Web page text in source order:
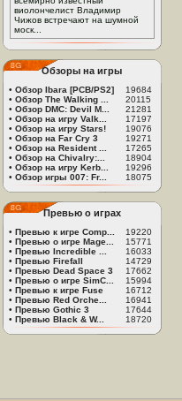
виолончелист Владимир
Чижов встречают на шумной
моск...
Обзоры на игры
• Обзор Ibara [PCB/PS2]
19684
• Обзор The Walking ...
20115
• Обзор DMC: Devil M...
21281
• Обзор на игру Valk...
17197
• Обзор на игру Stars!
19076
• Обзор на Far Cry 3
19271
• Обзор на Resident ...
17265
• Обзор на Chivalry:...
18904
• Обзор на игру Kerb...
19296
• Обзор игры 007: Fr... 18075
Превью о играх
• Превью к игре Comp...
19220
• Превью о игре Mage...
15771
• Превью Incredible ...
16033
• Превью Firefall
14729
• Превью Dead Space 3
17662
• Превью о игре SimC...
15994
• Превью к игре Fuse
16712
• Превью Red Orche...
16941
• Превью Gothic 3
17644
• Превью Black & W... 18720